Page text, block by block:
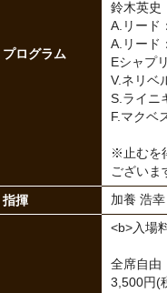
プログラム
鈴木英史
A.リード
A.リード
Eシャプ
V.ネリベ
S.ライニ
F.マクベ
※止むを
ございま
指揮 加養 浩
<b>入場
全席自由
3,500円(